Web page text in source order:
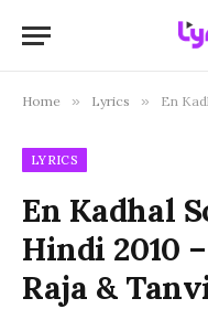
Home » Lyrics » En Kadhal
LYRICS
En Kadhal
Hindi 2010
Raja &